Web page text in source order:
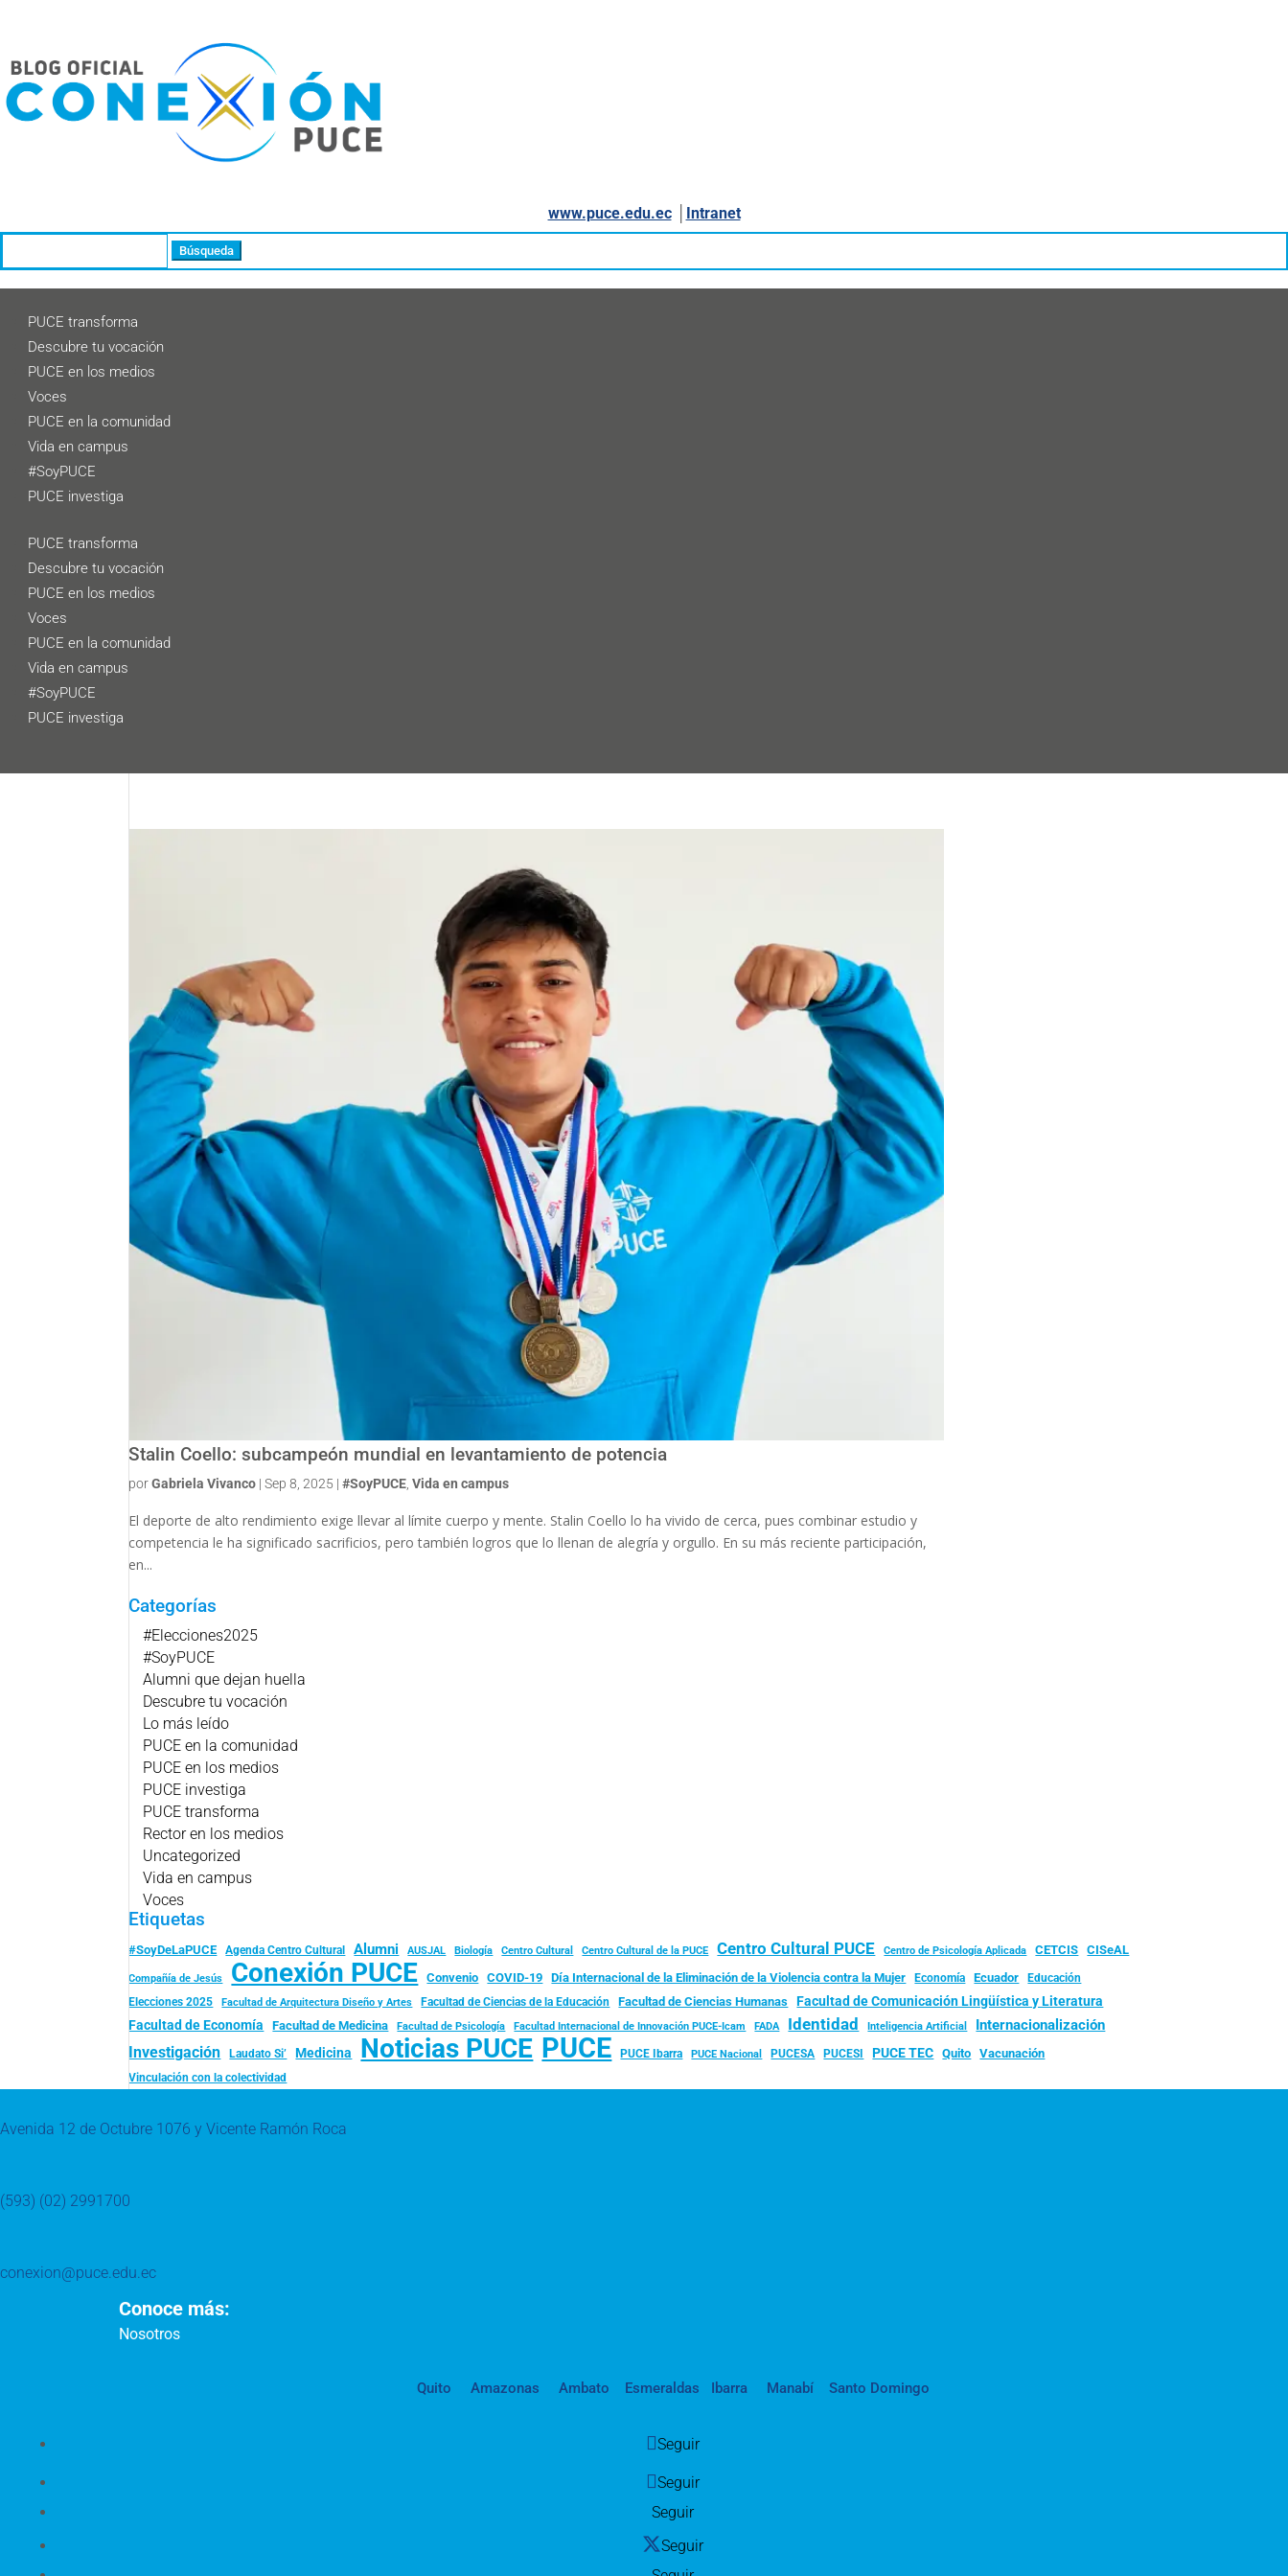
www.puce.edu.ec│ Intranet
PUCE transforma
Descubre tu vocación
PUCE en los medios
Voces
PUCE en la comunidad
Vida en campus
#SoyPUCE
PUCE investiga
PUCE transforma
Descubre tu vocación
PUCE en los medios
Voces
PUCE en la comunidad
Vida en campus
#SoyPUCE
PUCE investiga
Stalin Coello: subcampeón mundial en levantamiento de potencia
porGabriela Vivanco |Sep 8, 2025 |#SoyPUCE ,Vida en campus
El deporte de alto rendimiento exige llevar al límite cuerpo y mente. Stalin Coello lo ha vivido de cerca, pues combinar estudio y
competencia le ha significado sacrificios, pero también logros que lo llenan de alegría y orgullo. En su más reciente participación,
en...
Categorías
#Elecciones2025
#SoyPUCE
Alumni que dejan huella
Descubre tu vocación
Lo más leído
PUCE en la comunidad
PUCE en los medios
PUCE investiga
PUCE transforma
Rector en los medios
Uncategorized
Vida en campus
Voces
Etiquetas
#SoyDeLaPUCE Agenda Centro Cultural Alumni AUSJAL Biología Centro Cultural Centro Cultural de la PUCE Centro Cultural PUCE Centro de Psicología Aplicada CETCIS CISeAL
Compañía de Jesús Conexión PUCE Convenio COVID-19 Día Internacional de la Eliminación de la Violencia contra la Mujer Economía Ecuador
Educación
Elecciones 2025
Facultad de Arquitectura Diseño y Artes Facultad de Ciencias de la Educación Facultad de Ciencias Humanas Facultad de Comunicación Lingüística y Literatura
Facultad de Economía Facultad de Medicina Facultad de Psicología Facultad Internacional de Innovación PUCE-Icam FADA Identidad Inteligencia Artificial Internacionalización
Investigación Laudato Si’ Medicina Noticias PUCE PUCE PUCE Ibarra PUCE Nacional PUCESA PUCESI PUCE TEC Quito Vacunación
Vinculación con la colectividad
Avenida 12 de Octubre 1076 y Vicente Ramón Roca
(593) (02) 2991700
conexion@puce.edu.ec
Conoce más:
Nosotros
Quito Amazonas Ambato Esmeraldas Ibarra Manabí Santo Domingo
Seguir
Seguir
Seguir
Seguir